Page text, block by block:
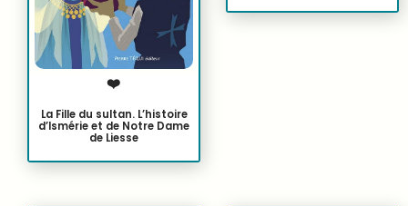
❤️
La Fille du sultan. L’histoire
d’Ismérie et de Notre Dame
de Liesse